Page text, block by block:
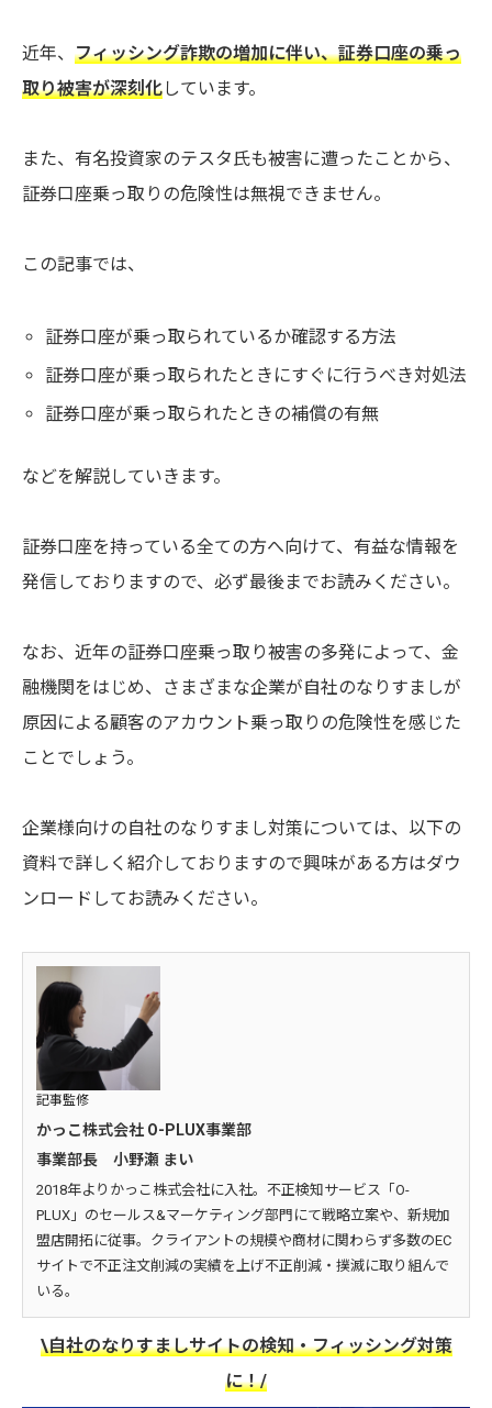
近年、 フィッシング詐欺の増加に伴い、証券口座の乗っ
取り被害が深刻化しています。
また、有名投資家のテスタ氏も被害に遭ったことから、
証券口座乗っ取りの危険性は無視できません。
この記事では、
証券口座が乗っ取られているか確認する方法
証券口座が乗っ取られたときにすぐに行うべき対処法
証券口座が乗っ取られたときの補償の有無
などを解説していきます。
証券口座を持っている全ての方へ向けて、有益な情報を
発信しておりますので、必ず最後までお読みください。
なお、近年の証券口座乗っ取り被害の多発によって、金
融機関をはじめ、さまざまな企業が自社のなりすましが
原因による顧客のアカウント乗っ取りの危険性を感じた
ことでしょう。
企業様向けの自社のなりすまし対策については、以下の
資料で詳しく紹介しておりますので興味がある方はダウ
ンロードしてお読みください。
記事監修
かっこ株式会社 O-PLUX事業部
事業部長 小野瀬 まい
2018年よりかっこ株式会社に入社。不正検知サービス「O-
PLUX」のセールス&マーケティング部門にて戦略立案や、新規加
盟店開拓に従事。クライアントの規模や商材に関わらず多数のEC
サイトで不正注文削減の実績を上げ不正削減・撲滅に取り組んで
いる。
\自社のなりすましサイトの検知・フィッシング対策
に！/